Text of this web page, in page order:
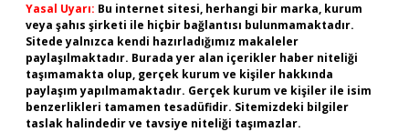
Yasal Uyarı: Bu internet sitesi, herhangi bir marka, kurum
veya şahıs şirketi ile hiçbir bağlantısı bulunmamaktadır.
Sitede yalnızca kendi hazırladığımız makaleler
paylaşılmaktadır. Burada yer alan içerikler haber niteliği
taşımamakta olup, gerçek kurum ve kişiler hakkında
paylaşım yapılmamaktadır. Gerçek kurum ve kişiler ile isim
benzerlikleri tamamen tesadüfidir. Sitemizdeki bilgiler
taslak halindedir ve tavsiye niteliği taşımazlar.